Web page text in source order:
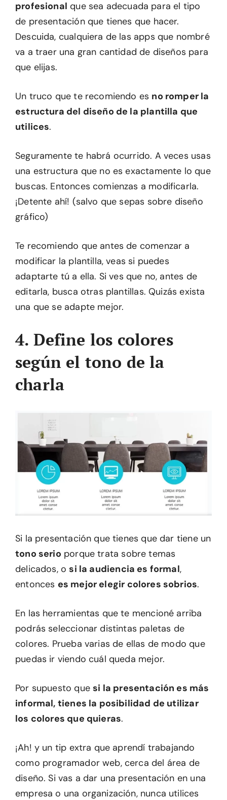
profesional que sea adecuada para el tipo
de presentación que tienes que hacer.
Descuida, cualquiera de las apps que nombré
va a traer una gran cantidad de diseños para
que elijas.
Un truco que te recomiendo es no romper la
estructura del diseño de la plantilla que
utilices.
Seguramente te habrá ocurrido. A veces usas
una estructura que no es exactamente lo que
buscas. Entonces comienzas a modificarla.
¡Detente ahí! (salvo que sepas sobre diseño
gráfico)
Te recomiendo que antes de comenzar a
modificar la plantilla, veas si puedes
adaptarte tú a ella. Si ves que no, antes de
editarla, busca otras plantillas. Quizás exista
una que se adapte mejor.
4. Define los colores
según el tono de la
charla
Si la presentación que tienes que dar tiene un
tono serio porque trata sobre temas
delicados, osi la audiencia es formal,
entonces es mejor elegir colores sobrios.
En las herramientas que te mencioné arriba
podrás seleccionar distintas paletas de
colores. Prueba varias de ellas de modo que
puedas ir viendo cuál queda mejor.
Por supuesto quesi la presentación es más
informal, tienes la posibilidad de utilizar
los colores que quieras.
¡Ah! y un tip extra que aprendí trabajando
como programador web, cerca del área de
diseño. Si vas a dar una presentación en una
empresa o una organización, nunca utilices